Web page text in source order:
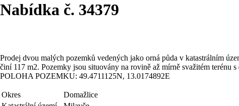
Nabídka č. 34379
Prodej dvou malých pozemků vedených jako orná půda v katastrálním
činí 117 m2. Pozemky jsou situovány na rovině až mírně svažitém
POLOHA POZEMKU: 49.4711125N, 13.0174892E
Okres
Domažlice